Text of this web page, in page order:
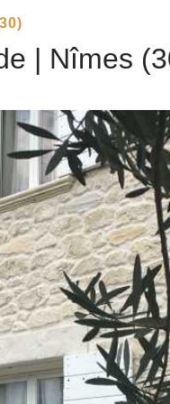
| Nîmes